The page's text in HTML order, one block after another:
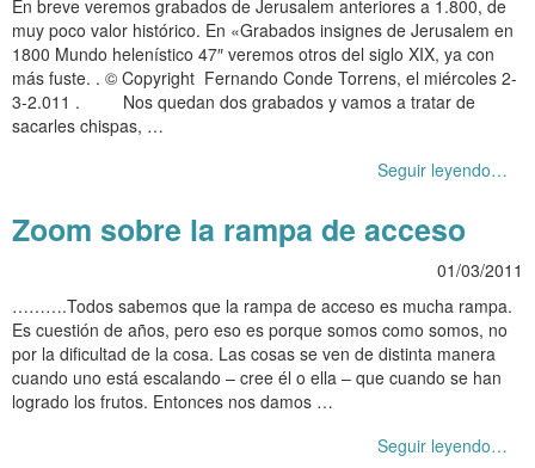
En breve veremos grabados de Jerusalem anteriores a 1.800, de
muy poco valor histórico. En «Grabados insignes de Jerusalem en
1800 Mundo helenístico 47″ veremos otros del siglo XIX, ya con
más fuste. . © Copyright Fernando Conde Torrens, el miércoles 2-
3-2.011 . Nos quedan dos grabados y vamos a tratar de
sacarles chispas, …
Seguir leyendo…
Zoom sobre la rampa de acceso
01/03/2011
……….Todos sabemos que la rampa de acceso es mucha rampa.
Es cuestión de años, pero eso es porque somos como somos, no
por la dificultad de la cosa. Las cosas se ven de distinta manera
cuando uno está escalando – cree él o ella – que cuando se han
logrado los frutos. Entonces nos damos …
Seguir leyendo…